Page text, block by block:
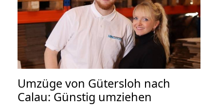
Umzüge von Gütersloh nach
Calau: Günstig umziehen